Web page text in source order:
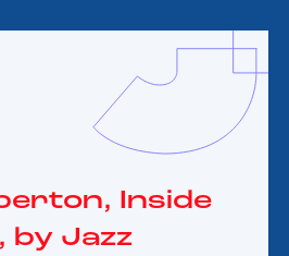
Inside
by Jazz